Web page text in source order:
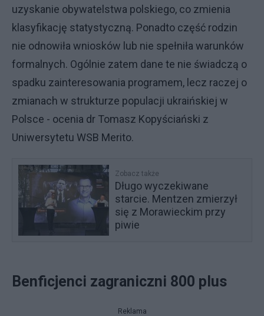
uzyskanie obywatelstwa polskiego, co zmienia
klasyfikację statystyczną. Ponadto część rodzin
nie odnowiła wniosków lub nie spełniła warunków
formalnych. Ogólnie zatem dane te nie świadczą o
spadku zainteresowania programem, lecz raczej o
zmianach w strukturze populacji ukraińskiej w
Polsce - ocenia dr Tomasz Kopyściański z
Uniwersytetu WSB Merito.
Zobacz także
Długo wyczekiwane
starcie. Mentzen zmierzył
się z Morawieckim przy
piwie
Benficjenci zagraniczni 800 plus
Reklama